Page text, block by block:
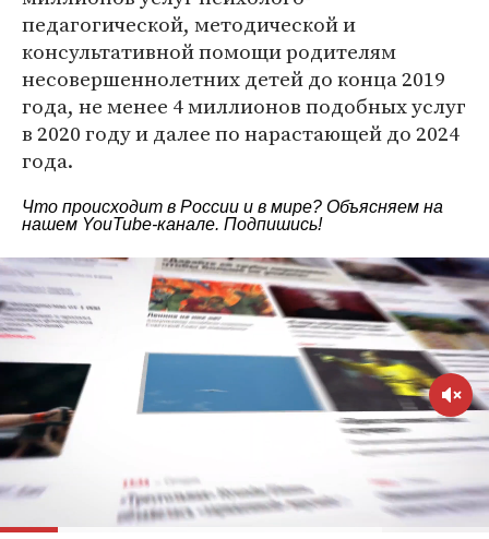
педагогической, методической и
консультативной помощи родителям
несовершеннолетних детей до конца 2019
года, не менее 4 миллионов подобных услуг
в 2020 году и далее по нарастающей до 2024
года.
Что происходит в России и в мире? Объясняем на
нашем YouTube-канале. Подпишись!